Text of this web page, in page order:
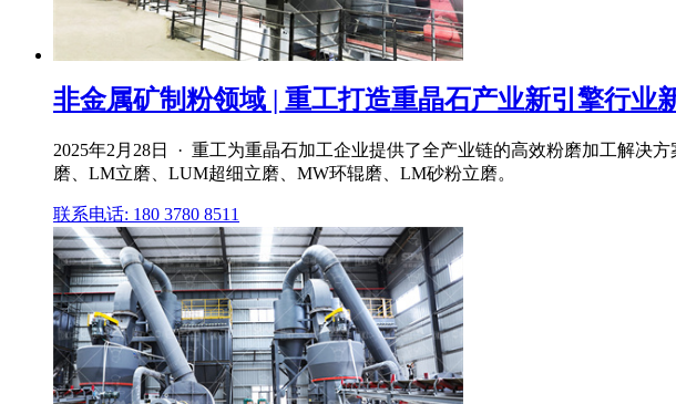
非金属矿制粉领域 | 重工打造重晶石产业新引擎行业
2025年2月28日 · 重工为重晶石加工企业提供了全产业链的高效粉磨加工解决
磨、LM立磨、LUM超细立磨、MW环辊磨、LM砂粉立磨。
联系电话: 180 3780 8511